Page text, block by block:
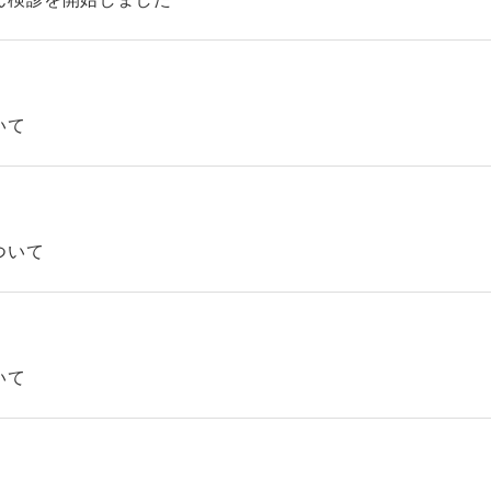
て
いて
て